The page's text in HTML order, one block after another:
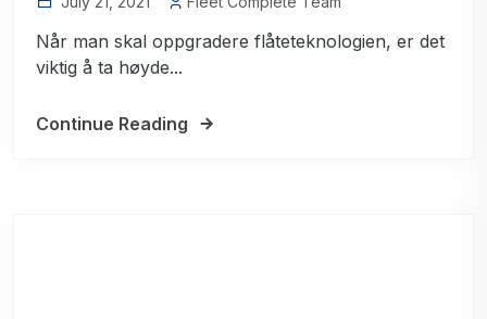
Når man skal oppgradere flåteteknologien, er det
viktig å ta høyde...
Continue Reading